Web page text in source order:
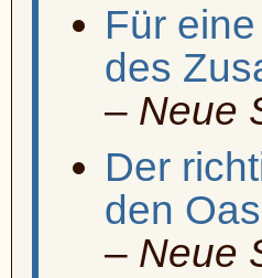
Für
des
– Neue
Der
den
– Neue